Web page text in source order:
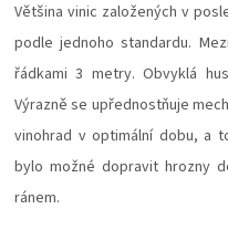
Většina vinic založených v
podle jednoho standardu.
řádkami 3 metry. Obvyklá
Výrazně se upřednostňuje
vinohrad v optimální dobu, a
bylo možné dopravit hrozny
ránem.